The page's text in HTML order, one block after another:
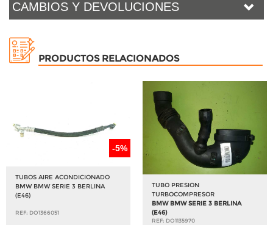
CAMBIOS Y DEVOLUCIONES
PRODUCTOS RELACIONADOS
-5%
TUBOS AIRE ACONDICIONADO
BMW BMW SERIE 3 BERLINA
(E46)
REF: DO1366051
TUBO PRESION
TURBOCOMPRESOR
BMW BMW SERIE 3 BERLINA
(E46)
REF: DO1135970